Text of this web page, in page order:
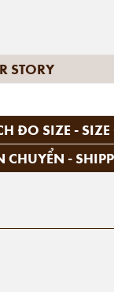
STORY
ĐO SIZE - SIZE
CHUYỂN -